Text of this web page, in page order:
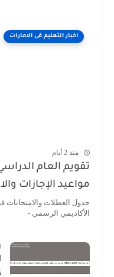
اخبار التعليم فى الامارات
منذ 2 أيام
مواعيد الإجازات
الأكاديمي الرسمي -